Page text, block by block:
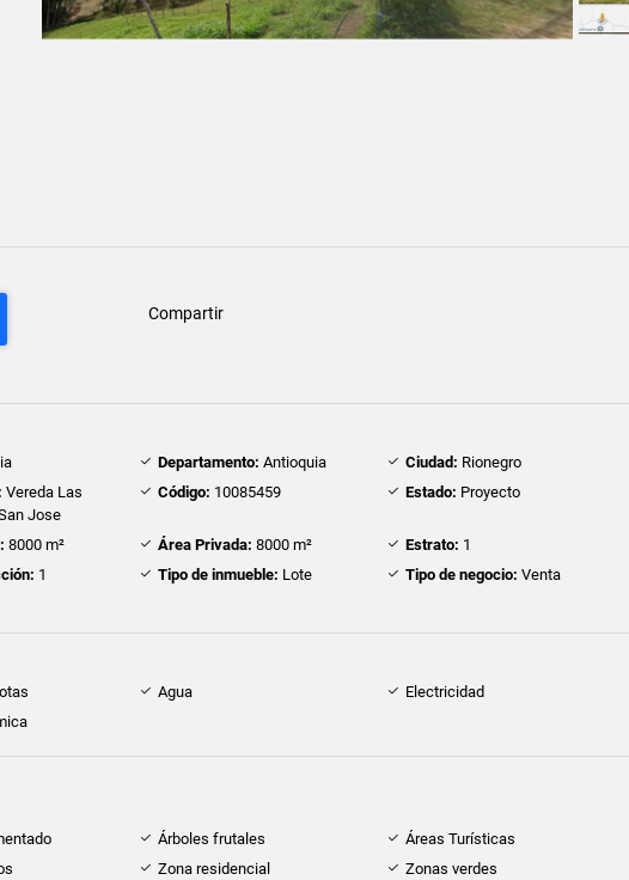
Compartir
Departamento: Antioquia Ciudad: Rionegro
Vereda Las
Jose
Código: 10085459 Estado: Proyecto
8000 m² Área Privada: 8000 m² Estrato: 1
1 Tipo de inmueble: Lote Tipo de negocio: Venta
Agua
Electricidad
Árboles frutales
Áreas Turísticas
Zona residencial Zonas verdes